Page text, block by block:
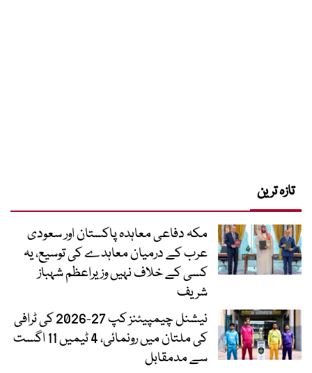
تازہ ترین
مکہ دفاعی معاہدہ پاکستان اور سعودی
عرب کے درمیان معاہدے کی توسیع، یہ
کسی کے خلاف نہیں وزیراعظم شہباز
شریف
نیشنل چیمپیئنز کپ 27-2026 کی ٹرافی
کی ملتان میں رونمائی، 4 ٹیمیں 11 اگست
سے مدمقابل